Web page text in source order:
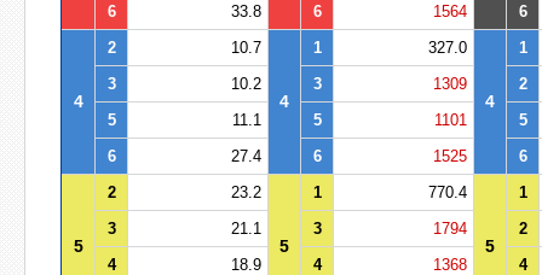
6
33.8 6 1564 6
4
2 10.7
4
1 327.0
4
1
3
10.2 3 1309
2
5
11.1 5 1101
5
6
27.4 6 1525 6
5
2 23.2
5
1 770.4
5
1
3
21.1 3 1794
2
4
18.9 4 1368
4